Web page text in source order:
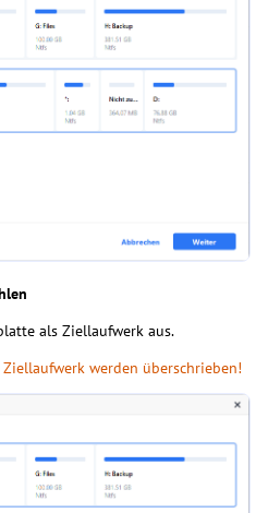
als Ziellaufwerk aus.
werden überschrieben!